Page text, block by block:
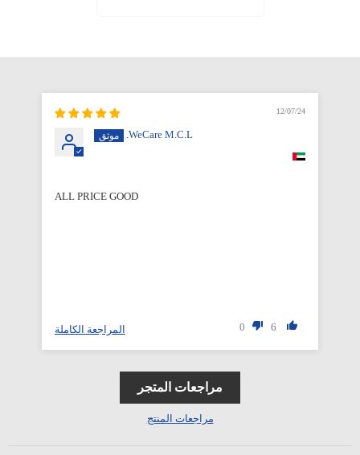
12/07/24
WeCare M.C.L.
ALL PRICE GOOD
6
0 المراجعة الكاملة
مراجعات المتجر
مراجعات المنتج